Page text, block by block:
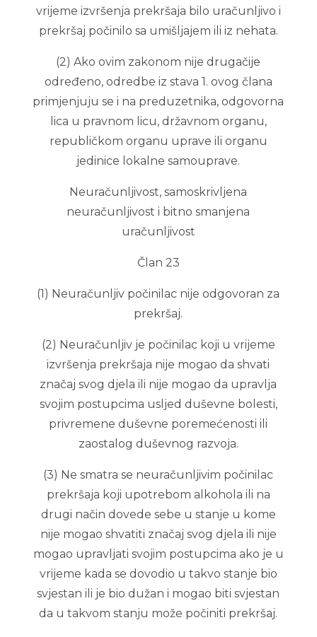
vrijeme izvršenja prekršaja bilo uračunljivo i
prekršaj počinilo sa umišljajem ili iz nehata.
(2) Ako ovim zakonom nije drugačije
određeno, odredbe iz stava 1. ovog člana
primjenjuju se i na preduzetnika, odgovorna
lica u pravnom licu, državnom organu,
republičkom organu uprave ili organu
jedinice lokalne samouprave.
Neuračunljivost, samoskrivljena
neuračunljivost i bitno smanjena
uračunljivost
Član 23
(1) Neuračunljiv počinilac nije odgovoran za
prekršaj.
(2) Neuračunljiv je počinilac koji u vrijeme
izvršenja prekršaja nije mogao da shvati
značaj svog djela ili nije mogao da upravlja
svojim postupcima usljed duševne bolesti,
privremene duševne poremećenosti ili
zaostalog duševnog razvoja.
(3) Ne smatra se neuračunljivim počinilac
prekršaja koji upotrebom alkohola ili na
drugi način dovede sebe u stanje u kome
nije mogao shvatiti značaj svog djela ili nije
mogao upravljati svojim postupcima ako je u
vrijeme kada se dovodio u takvo stanje bio
svjestan ili je bio dužan i mogao biti svjestan
da u takvom stanju može počiniti prekršaj.